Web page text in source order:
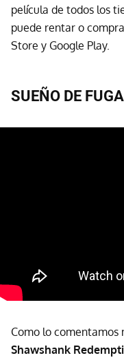
película de todos los
puede rentar o
Store y Google Play.
SUEÑO DE
Como lo comentamos
Shawshank